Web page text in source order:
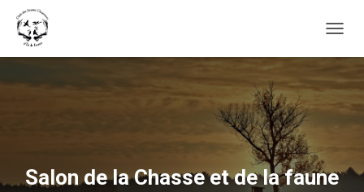
Salon de la Chasse et de la faune